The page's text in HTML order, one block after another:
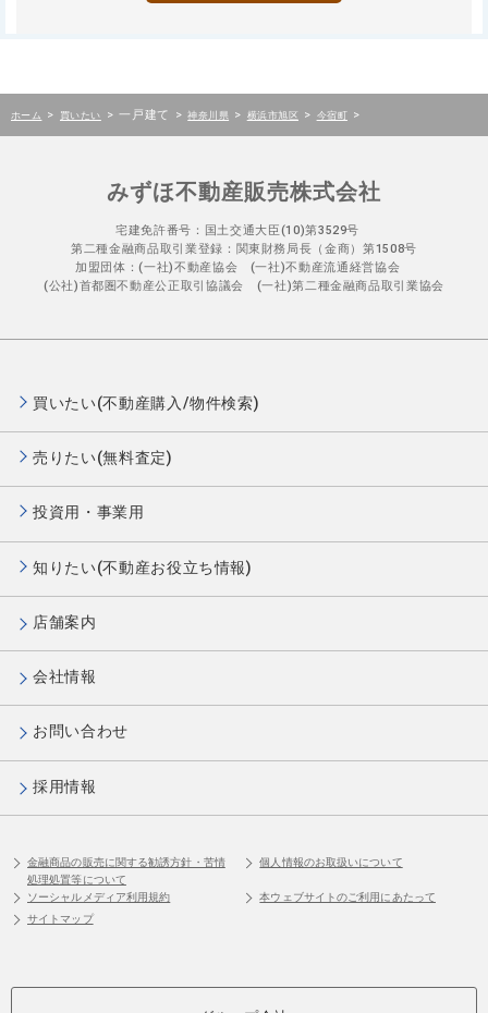
ホーム > 買いたい > 一戸建て > 神奈川県 > 横浜市旭区 > 今宿町 >
みずほ不動産販売株式会社
宅建免許番号：国土交通大臣(10)第3529号
第二種金融商品取引業登録：関東財務局長（金商）第1508号
加盟団体：(一社)不動産協会 (一社)不動産流通経営協会
(公社)首都圏不動産公正取引協議会 (一社)第二種金融商品取引業協会
買いたい(不動産購入/物件検索)
売りたい(無料査定)
投資用・事業用
知りたい(不動産お役立ち情報)
店舗案内
会社情報
お問い合わせ
採用情報
金融商品の販売に関する勧誘方針・苦情
処理処置等について
個人情報のお取扱いについて
ソーシャルメディア利用規約
本ウェブサイトのご利用にあたって
サイトマップ